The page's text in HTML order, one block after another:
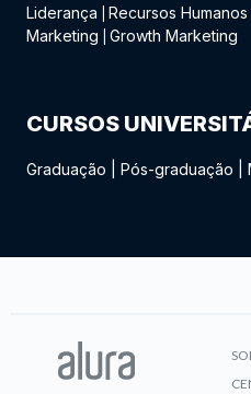
Liderança
Recursos Humanos
Marketing
Growth Marketing
CURSOS
Graduação Pós-graduação